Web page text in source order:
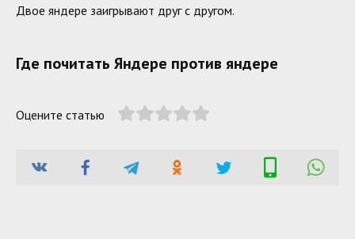
Двое яндере заигрывают друг с другом.
Где почитать Яндере против яндере
Оцените статью